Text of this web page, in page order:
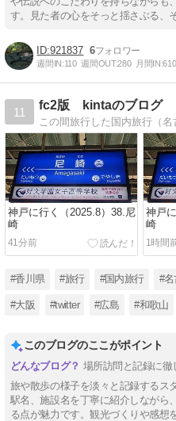
す。見た者の心をそっと揺さぶる、
921837 6
週間IN:110 週間OUT:280 月間IN:610
11
fc2版 kintaのブログ
神戸に行く（2025.8）38.尼
崎
41分前
神戸
崎
1時間
#香川県 #旅行 #国内旅行 #
#大阪 #twitter #広島 #和歌山
このブログのここがポイント
場所訪問と記録に徹
旅や散歩の様子を淡々と記録するス
駅名、施設名を丁寧に紹介しながら
る点が魅力です。観光づくりや感想